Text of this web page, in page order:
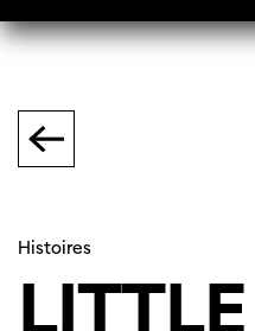
Histoires
LITTLE